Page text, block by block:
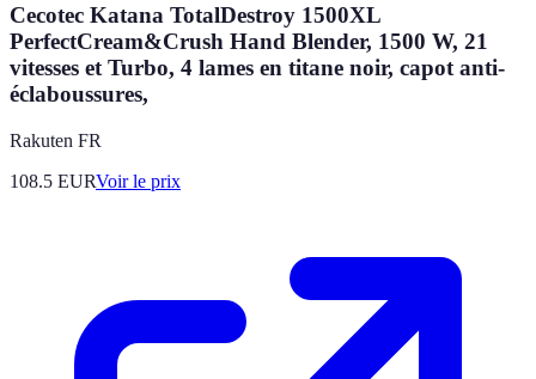
Cecotec Katana TotalDestroy 1500XL
PerfectCream&Crush Hand Blender, 1500 W, 21
vitesses et Turbo, 4 lames en titane noir, capot anti-
éclaboussures,
Rakuten FR
108.5 EURVoir le prix